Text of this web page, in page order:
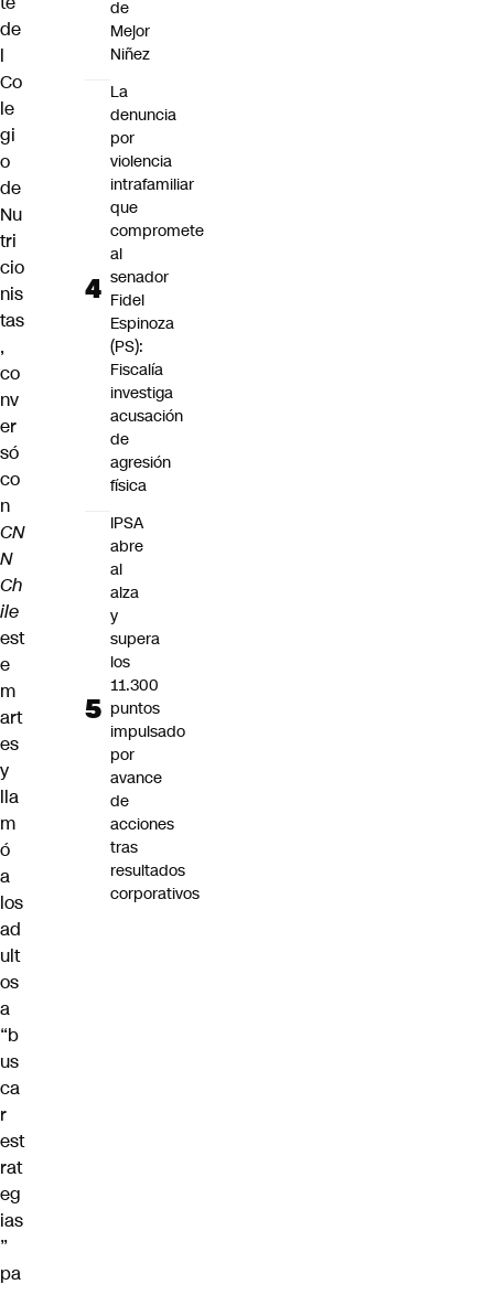
de
l
Co
le
gi
o
de
Nu
tri
cio
nis
tas
,
co
nv
er
só
co
n
CN
N
Ch
ile
est
e
m
art
es
y
lla
m
ó
a
los
ad
ult
os
a
“b
us
ca
r
est
rat
eg
ias
”
pa
de
Mejor
Niñez
La
denuncia
por
violencia
intrafamiliar
que
compromete
al
senador
Fidel
Espinoza
(PS):
Fiscalía
investiga
acusación
de
agresión
física
IPSA
abre
al
alza
y
supera
los
11.300
puntos
impulsado
por
avance
de
acciones
tras
resultados
corporativos